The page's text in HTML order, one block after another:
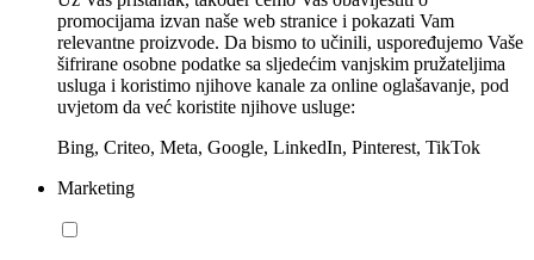
promocijama izvan naše web stranice i pokazati Vam
relevantne proizvode. Da bismo to učinili, uspoređujemo Vaše
šifrirane osobne podatke sa sljedećim vanjskim pružateljima
usluga i koristimo njihove kanale za online oglašavanje, pod
uvjetom da već koristite njihove usluge:
Bing, Criteo, Meta, Google, LinkedIn, Pinterest, TikTok
Marketing